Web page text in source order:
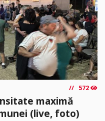
572
maximă
(live, foto)